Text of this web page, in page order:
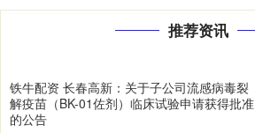
推荐资讯
铁牛配资 长春高新：关于子公司流感病毒裂
解疫苗（BK-01佐剂）临床试验申请获得批准
的公告